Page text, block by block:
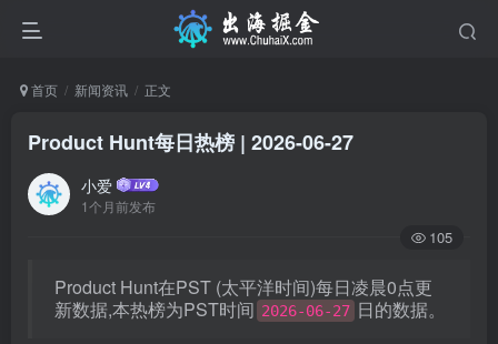
首页 新闻资讯 正文
Product Hunt每日热榜 | 2026-06-27
小爱
1个月前发布
105
Product Hunt在PST (太平洋时间)每日凌晨0点更
新数据,本热榜为PST时间 2026-06-27 日的数据。